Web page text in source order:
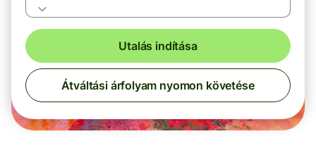
Utalás indítása
Átváltási árfolyam nyomon követése